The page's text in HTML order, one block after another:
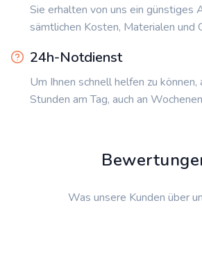
Sie erhalten von uns ein günstiges
sämtlichen Kosten, Materialen und
24h-Notdienst
Um Ihnen schnell helfen zu
Stunden am Tag, auch an
Was unsere Kunden über